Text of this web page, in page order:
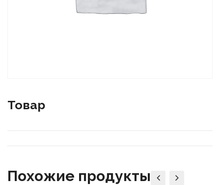
Товар
Похожие продукты